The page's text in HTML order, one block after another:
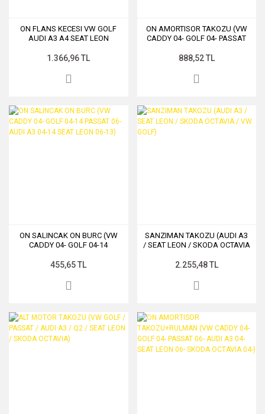
ON FLANS KECESI VW GOLF
AUDI A3 A4 SEAT LEON
1.366,96 TL
ON AMORTISOR TAKOZU (VW
CADDY 04- GOLF 04- PASSAT
SKODA OCTAVIA 04-)
888,52 TL
ON SALINCAK ON BURC (VW
CADDY 04- GOLF 04-14
SEAT LEON 06-13)
455,65 TL
SANZIMAN TAKOZU (AUDI A3
/ SEAT LEON / SKODA OCTAVIA
2.255,48 TL